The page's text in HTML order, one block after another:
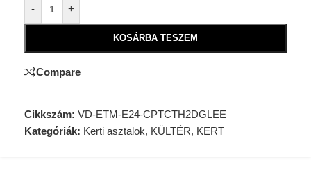
- +
KOSÁRBA TESZEM
Compare
Cikkszám: VD-ETM-E24-CPTCTH2DGLEE
Kategóriák: Kerti asztalok, KÜLTÉR, KERT